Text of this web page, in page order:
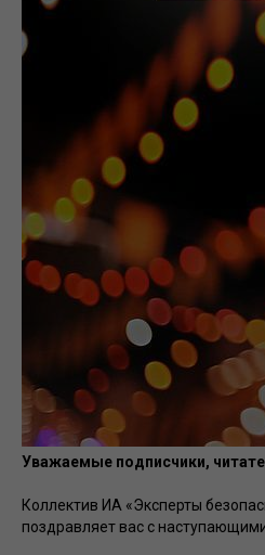
Уважаемые подписчики,
Коллектив ИА «Эксперты
поздравляет вас с